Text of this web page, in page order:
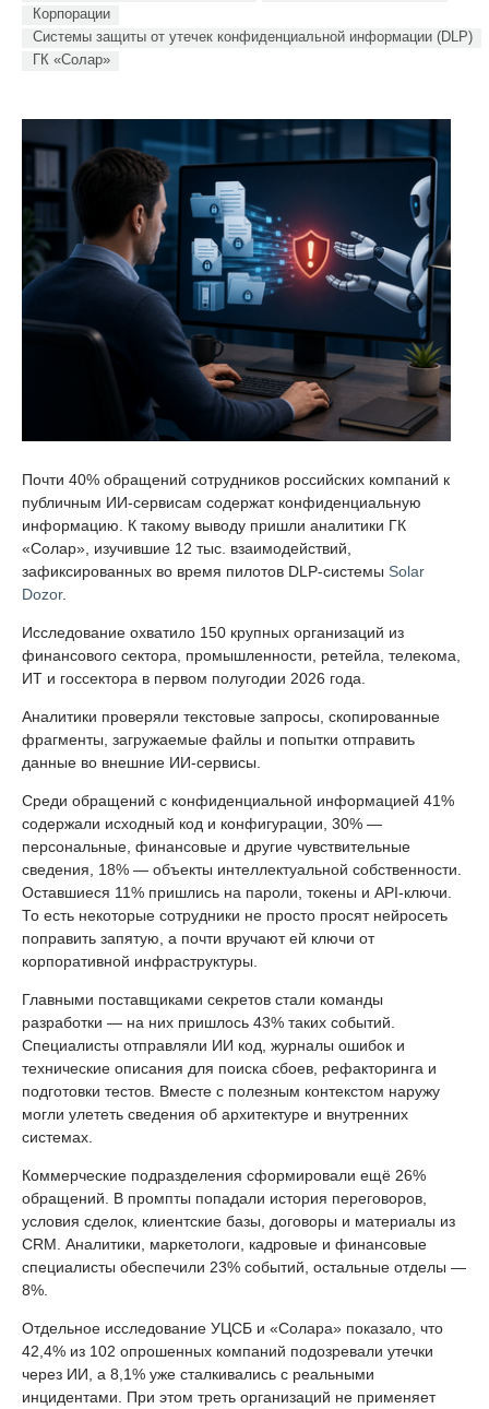
Корпорации
Системы защиты от утечек конфиденциальной информации (DLP)
ГК «Солар»
Почти 40% обращений сотрудников российских компаний к
публичным ИИ-сервисам содержат конфиденциальную
информацию. К такому выводу пришли аналитики ГК
«Солар», изучившие 12 тыс. взаимодействий,
зафиксированных во время пилотов DLP-системы Solar
Dozor.
Исследование охватило 150 крупных организаций из
финансового сектора, промышленности, ретейла, телекома,
ИТ и госсектора в первом полугодии 2026 года.
Аналитики проверяли текстовые запросы, скопированные
фрагменты, загружаемые файлы и попытки отправить
данные во внешние ИИ-сервисы.
Среди обращений с конфиденциальной информацией 41%
содержали исходный код и конфигурации, 30% —
персональные, финансовые и другие чувствительные
сведения, 18% — объекты интеллектуальной собственности.
Оставшиеся 11% пришлись на пароли, токены и API-ключи.
То есть некоторые сотрудники не просто просят нейросеть
поправить запятую, а почти вручают ей ключи от
корпоративной инфраструктуры.
Главными поставщиками секретов стали команды
разработки — на них пришлось 43% таких событий.
Специалисты отправляли ИИ код, журналы ошибок и
технические описания для поиска сбоев, рефакторинга и
подготовки тестов. Вместе с полезным контекстом наружу
могли улететь сведения об архитектуре и внутренних
системах.
Коммерческие подразделения сформировали ещё 26%
обращений. В промпты попадали история переговоров,
условия сделок, клиентские базы, договоры и материалы из
CRM. Аналитики, маркетологи, кадровые и финансовые
специалисты обеспечили 23% событий, остальные отделы —
8%.
Отдельное исследование УЦСБ и «Солара» показало, что
42,4% из 102 опрошенных компаний подозревали утечки
через ИИ, а 8,1% уже сталкивались с реальными
инцидентами. При этом треть организаций не применяет